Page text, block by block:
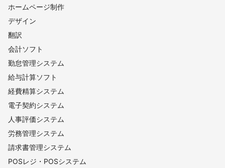
ホームページ制作
デザイン
翻訳
会計ソフト
勤怠管理システム
給与計算ソフト
経費精算システム
電子契約システム
人事評価システム
労務管理システム
請求書管理システム
POSレジ・POSシステム